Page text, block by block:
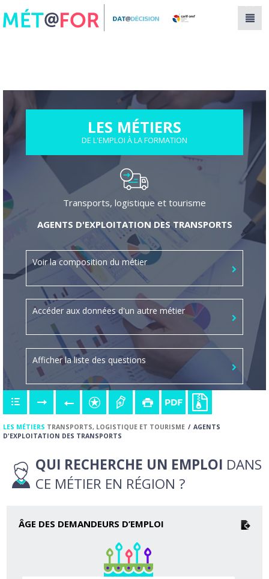
Panneau de gestion des cookies
LES MÉTIERS
DE L'EMPLOI À LA FORMATION
Transports, logistique et tourisme
AGENTS D'EXPLOITATION DES TRANSPORTS
Voir la composition du métier
Accéder aux données d'un autre métier
Afficher la liste des questions
LES MÉTIERS TRANSPORTS, LOGISTIQUE ET TOURISME
AGENTS
D'EXPLOITATION DES TRANSPORTS
QUI RECHERCHE UN EMPLOI DANS
CE MÉTIER EN RÉGION ?
ÂGE DES DEMANDEURS D’EMPLOI